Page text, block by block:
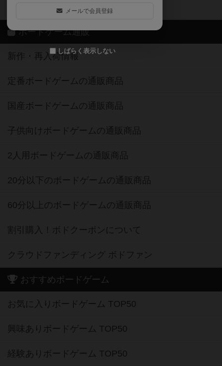
メールで会員登録
しばらく表示しない
ボドゲーマご利用案内
ボードゲーム通販
新作・再入荷情報
定番ボードゲームの通販商品
国産ボードゲームの通販商品
子供向けボードゲームの通販商品
2人用ボードゲームの通販商品
20分以下のボードゲームの通販商品
60分以上のボードゲームの通販商品
割引購入！ボドクーポンについて
クラウドファンディング ボドファン
おすすめボードゲーム
お気に入りボードゲーム TOP50
興味ありボードゲーム TOP50
経験ありボードゲーム TOP50